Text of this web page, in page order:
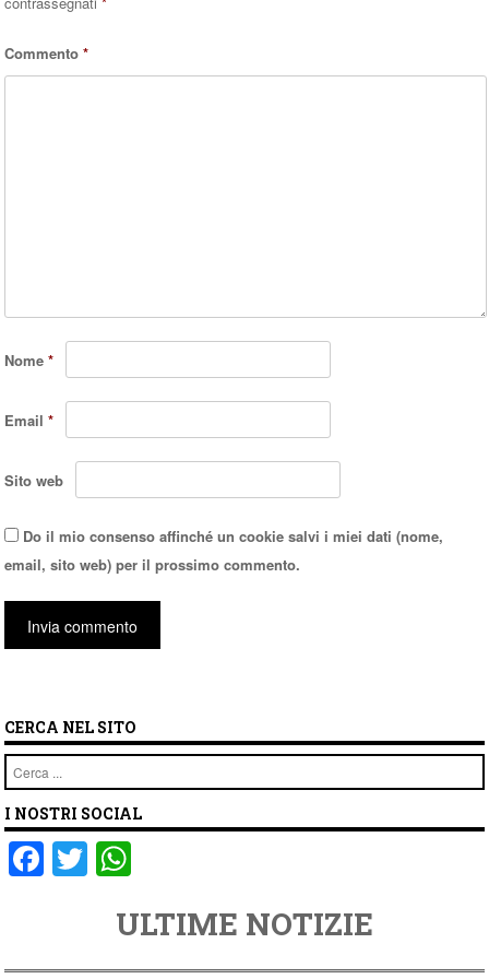
Commento*
Nome*
Email*
Sito web
Do il mio consenso affinché un cookie salvi i miei dati (nome,
email, sito web) per il prossimo commento.
CERCA NEL SITO
Cerca
I NOSTRI SOCIAL
F
a
e
T
wi
er
at
s
ULTIME NOTIZIE